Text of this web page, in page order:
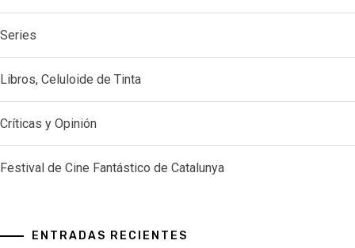
Series
Libros, Celuloide de Tinta
Críticas y Opinión
Festival de Cine Fantástico de Catalunya
ENTRADAS RECIENTES